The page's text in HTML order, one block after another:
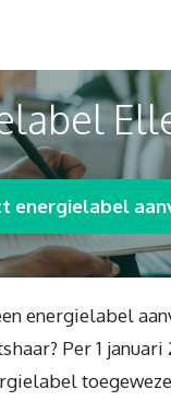
energielabel
energielabel
Per 1 januari